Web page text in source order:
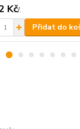
Kč/.
Přidat do